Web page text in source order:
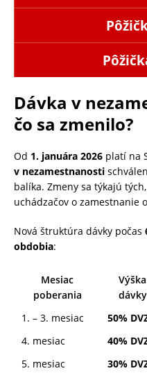
Dávka v
čo sa zmenilo?
Od 1. januára 2026 platí na
v nezamestnanosti
balíka. Zmeny sa týkajú
uchádzačov o zamestnanie
Nová štruktúra dávky počas
obdobia:
Mesiac
poberania
Výška
dávky
1. – 3. mesiac
50%
4. mesiac
40%
5. mesiac
30%